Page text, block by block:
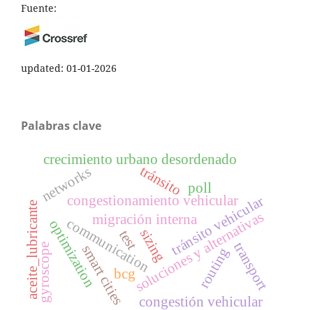
Fuente:
updated: 01-01-2026
Palabras clave
tránsito
tránsito vehicular
congestionamiento vehicular
soluciones y alternativas
migración interna
crecimiento urbano desordenado
communication
networks
optimization routing
sizing
smart cities transport
aceite_lubricante
congestión vehicular
poll
test
bcg
gyroscope